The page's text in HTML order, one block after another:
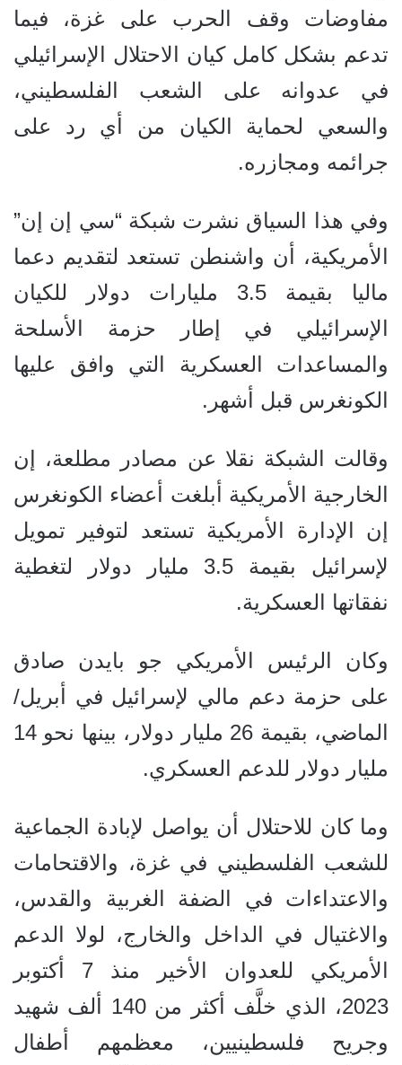
مفاوضات وقف الحرب على غزة، فيما
تدعم بشكل كامل كيان الاحتلال الإسرائيلي
في عدوانه على الشعب الفلسطيني،
والسعي لحماية الكيان من أي رد على
جرائمه ومجازره.
وفي هذا السياق نشرت شبكة “سي إن إن”
الأمريكية، أن واشنطن تستعد لتقديم دعما
ماليا بقيمة 3.5 مليارات دولار للكيان
الإسرائيلي في إطار حزمة الأسلحة
والمساعدات العسكرية التي وافق عليها
الكونغرس قبل أشهر.
وقالت الشبكة نقلا عن مصادر مطلعة، إن
الخارجية الأمريكية أبلغت أعضاء الكونغرس
إن الإدارة الأمريكية تستعد لتوفير تمويل
لإسرائيل بقيمة 3.5 مليار دولار لتغطية
نفقاتها العسكرية.
وكان الرئيس الأمريكي جو بايدن صادق
على حزمة دعم مالي لإسرائيل في أبريل/
الماضي، بقيمة 26 مليار دولار، بينها نحو 14
مليار دولار للدعم العسكري.
وما كان للاحتلال أن يواصل لإبادة الجماعية
للشعب الفلسطيني في غزة، والاقتحامات
والاعتداءات في الضفة الغربية والقدس،
والاغتيال في الداخل والخارج، لولا الدعم
الأمريكي للعدوان الأخير منذ 7 أكتوبر
2023، الذي خلَّف أكثر من 140 ألف شهيد
وجريح فلسطينيين، معظمهم أطفال